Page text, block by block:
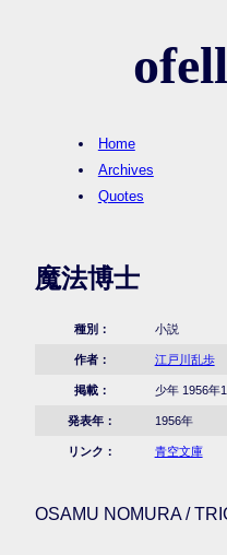
Home
Archives
Quotes
魔法博士
種別： 小説
作者： 江戸川乱歩
掲載： 少年 1956年
発表年： 1956年
リンク： 青空文庫
OSAMU NOMURA /